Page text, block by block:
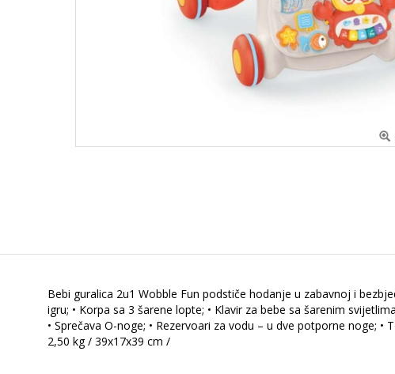
Bebi guralica 2u1 Wobble Fun podstiče hodanje u zabavnoj i
igru; • Korpa sa 3 šarene lopte; • Klavir za bebe sa šarenim
• Sprečava O-noge; • Rezervoari za vodu – u dve potporne noge;
2,50 kg / 39x17x39 cm /